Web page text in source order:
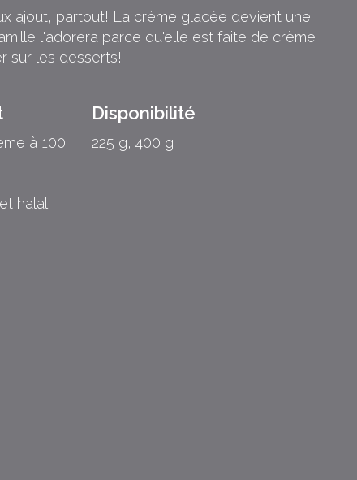
ajout, partout! La crème glacée devient une
l'adorera parce qu'elle est faite de crème
sur les desserts!
à 100
halal
Disponibilité
225 g, 400 g